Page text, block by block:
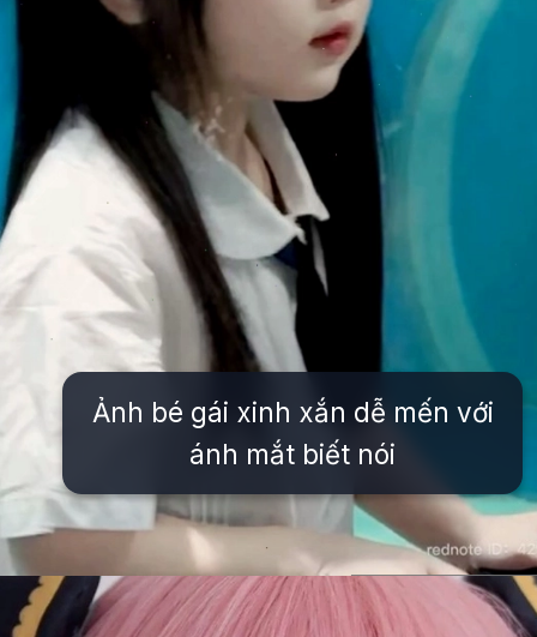
Ảnh bé gái xinh xắn dễ mến với
ánh mắt biết nói
Đang mở